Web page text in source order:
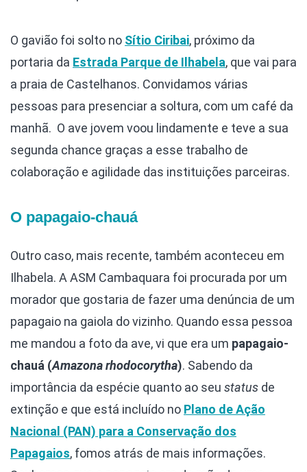
O gavião foi solto no Sítio Ciribai, próximo da
portaria da Estrada Parque de Ilhabela, que vai para
a praia de Castelhanos. Convidamos várias
pessoas para presenciar a soltura, com um café da
manhã. O ave jovem voou lindamente e teve a sua
segunda chance graças a esse trabalho de
colaboração e agilidade das instituições parceiras.
O papagaio-chauá
Outro caso, mais recente, também aconteceu em
Ilhabela. A ASM Cambaquara foi procurada por um
morador que gostaria de fazer uma denúncia de um
papagaio na gaiola do vizinho. Quando essa pessoa
me mandou a foto da ave, vi que era um papagaio-
chauá (Amazonarhodocorytha). Sabendo da
importância da espécie quanto ao seu status de
extinção e que está incluído no Plano de Ação
Nacional (PAN) para a Conservação dos
Papagaios, fomos atrás de mais informações.